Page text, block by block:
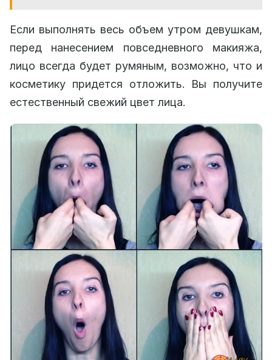
Если выполнять весь объем утром девушкам,
перед нанесением повседневного макияжа,
лицо всегда будет румяным, возможно, что и
косметику придется отложить. Вы получите
естественный свежий цвет лица.